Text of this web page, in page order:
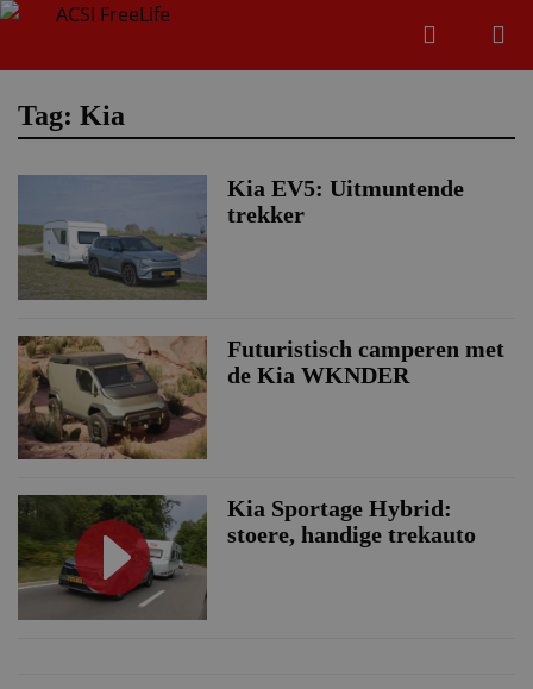
Zoeken
Tag: Kia
Kia EV5: Uitmuntende
trekker
Futuristisch camperen met
de Kia WKNDER
Kia Sportage Hybrid:
stoere, handige trekauto